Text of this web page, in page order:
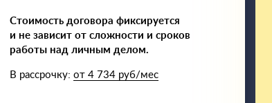
Стоимость договора фиксируется
и не зависит от сложности и сроков
работы над личным делом.
В рассрочку: от 4 734 руб/мес